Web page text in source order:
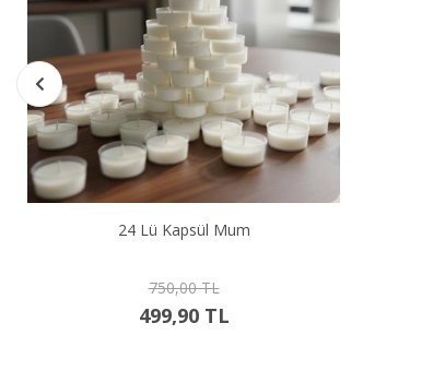
3.500,00 TL
2.799,90 TL